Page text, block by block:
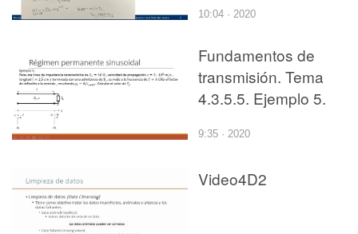
10:04 · 2020
Fundamentos de
transmisión. Tema
4.3.5.5. Ejemplo 5.
9:35 · 2020
Video4D2